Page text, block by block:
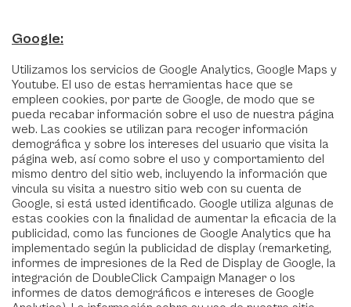
Google:
Utilizamos los servicios de Google Analytics, Google Maps y
Youtube. El uso de estas herramientas hace que se
empleen cookies, por parte de Google, de modo que se
pueda recabar información sobre el uso de nuestra página
web. Las cookies se utilizan para recoger información
demográfica y sobre los intereses del usuario que visita la
página web, así como sobre el uso y comportamiento del
mismo dentro del sitio web, incluyendo la información que
vincula su visita a nuestro sitio web con su cuenta de
Google, si está usted identificado. Google utiliza algunas de
estas cookies con la finalidad de aumentar la eficacia de la
publicidad, como las funciones de Google Analytics que ha
implementado según la publicidad de display (remarketing,
informes de impresiones de la Red de Display de Google, la
integración de DoubleClick Campaign Manager o los
informes de datos demográficos e intereses de Google